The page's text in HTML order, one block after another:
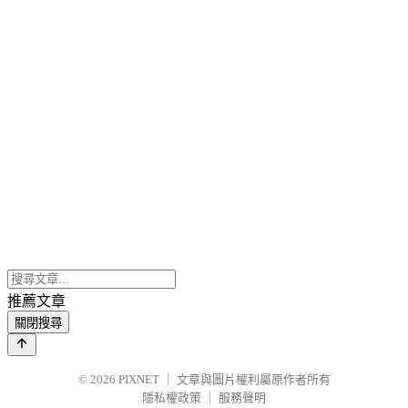
推薦文章
關閉搜尋
© 2026 PIXNET
文章與圖片權利屬原作者所有
隱私權政策
服務聲明